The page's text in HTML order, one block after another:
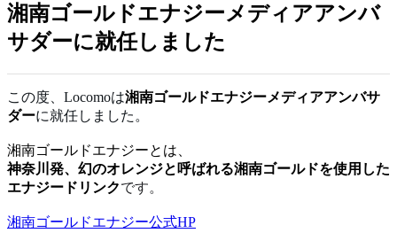
湘南ゴールドエナジーメディアアンバ
サダーに就任しました
この度、Locomoは湘南ゴールドエナジーメディアアンバサ
ダーに就任しました。
湘南ゴールドエナジーとは、
神奈川発、幻のオレンジと呼ばれる湘南ゴールドを使用した
エナジードリンクです。
湘南ゴールドエナジー公式HP